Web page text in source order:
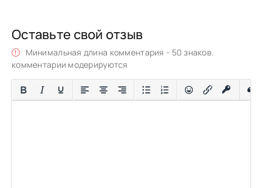
Оставьте свой отзыв
Минимальная длина комментария - 50 знаков.
комментарии модерируются